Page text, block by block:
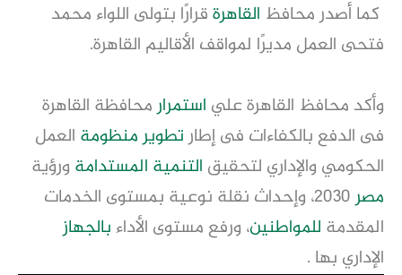
كما أصدر محافظ القاهرةقرارًا بتولى اللواء محمد
فتحى العمل مديرًا لمواقف الأقاليم القاهرة.
وأكد محافظ القاهرة علي استمرارمحافظة القاهرة
فى الدفع بالكفاءات فى إطارتطويرمنظومة العمل
الحكومي والإداري لتحقيق التنمية المستدامة ورؤية
مصر
2030، وإحداث نقلة نوعية بمستوى الخدمات
المقدمة للمواطنين، ورفع مستوى الأداءبالجهاز
الإداري بها .